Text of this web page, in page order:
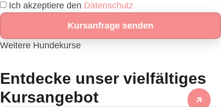
Ich akzeptiere den Datenschutz
Kursanfrage senden
Weitere Hundekurse
Entdecke unser vielfältiges
Kursangebot